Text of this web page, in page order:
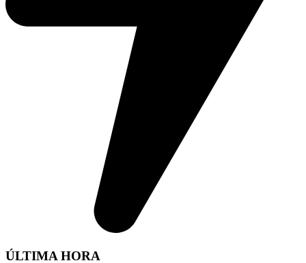
ÚLTIMA HORA